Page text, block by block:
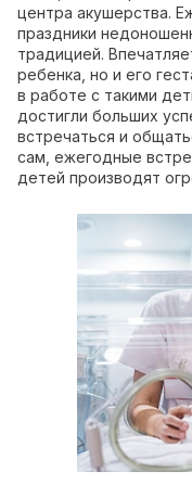
центра акушерства.
праздники
традицией.
ребенка, но и его
в работе с такими
достигли больших
встречаться и
сам, ежегодные
детей производят